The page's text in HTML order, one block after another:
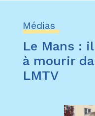
contenu
principal
Médias
Le Mans :
à mourir
LMTV